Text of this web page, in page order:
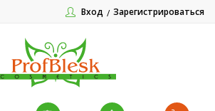
Вход Зарегистрироваться